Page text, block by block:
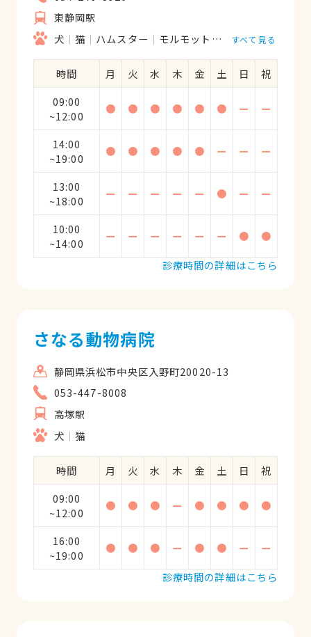
東静岡駅
犬
猫 ハムスター モルモット フェレット
すべて見る
時間 月 火 水 木 金 土 日
祝
09:00
~12:00
● ● ● ● ● ● ー ー
14:00
~19:00
● ● ● ● ● ー ー ー
13:00
~18:00
ー ー ー ー ー ● ー ー
10:00
~14:00
ー ー ー ー ー ー ●
●
診療時間の詳細はこちら
さなる動物病院
静岡県浜松市中央区入野町20020-13
053-447-8008
高塚駅
犬
猫
時間 月 火 水 木 金 土 日
祝
09:00
~12:00
● ● ● ー ● ● ● ●
16:00
~19:00
● ● ● ー ● ● ー
ー
診療時間の詳細はこちら